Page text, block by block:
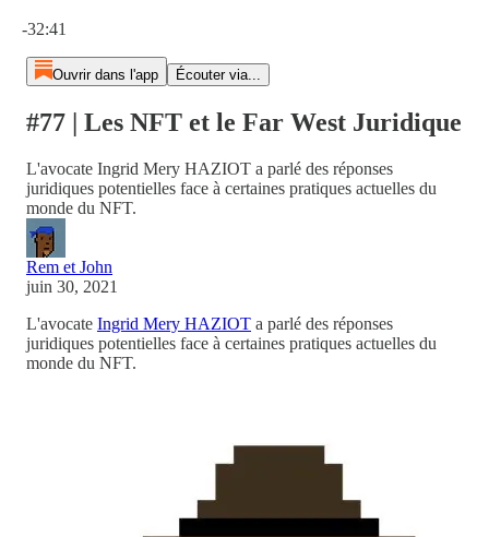
-32:41
Ouvrir dans l'app Écouter via...
#77 | Les NFT et le Far West Juridique
L'avocate Ingrid Mery HAZIOT a parlé des réponses
juridiques potentielles face à certaines pratiques actuelles du
monde du NFT.
Rem et John
juin 30, 2021
L'avocate Ingrid Mery HAZIOT a parlé des réponses
juridiques potentielles face à certaines pratiques actuelles du
monde du NFT.